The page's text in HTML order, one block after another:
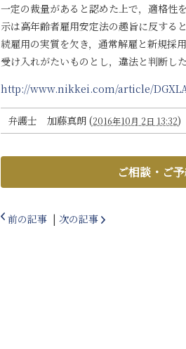
一定の裁量があると認めた上で，適格性
示は高年齢者雇用安定法の趣旨に反する
続雇用の実質を欠き，通常解雇と新規採
受け入れがたいものとし，違法と判断し
http://www.nikkei.com/article/
弁護士 加藤真朗 (2016年10月 2日 13:32)
ご相談・ご
前の記事 | 次の記事